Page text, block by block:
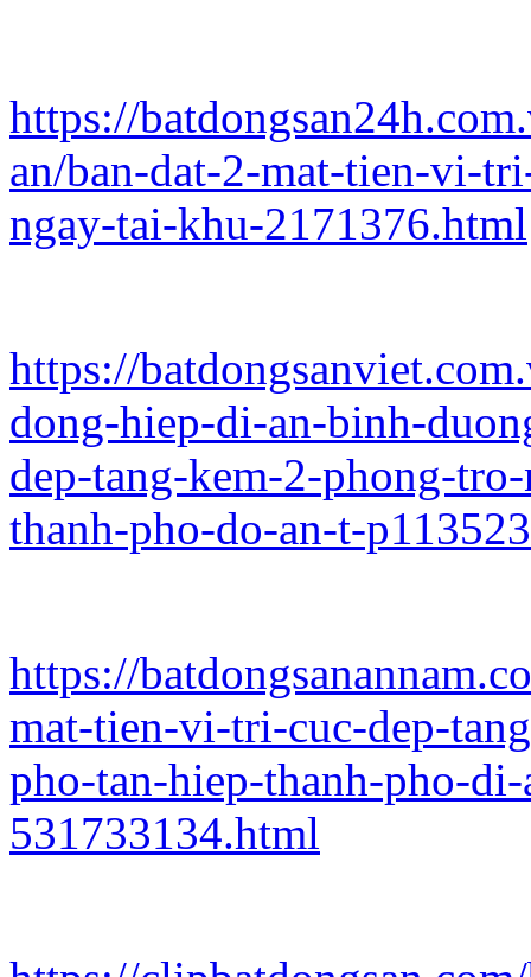
https://
an/ban-dat-2-mat-tien-vi-
ngay-tai-khu-2171376.html
https://
dong-hiep-di-an-binh-
dep-tang-kem-2-phong-
thanh-pho-do-an-t-
https://
mat-tien-vi-tri-cuc-dep-
pho-tan-hiep-thanh-pho-
531733134.html